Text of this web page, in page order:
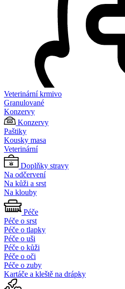
Veterinární krmivo
Granulované
Konzervy
Konzervy
Paštiky
Kousky masa
Veterinární
Doplňky stravy
Na odčervení
Na kůži a srst
Na klouby
Péče
Péče o srst
Péče o tlapky
Péče o uši
Péče o kůži
Péče o oči
Péče o zuby
Kartáče a kleště na drápky